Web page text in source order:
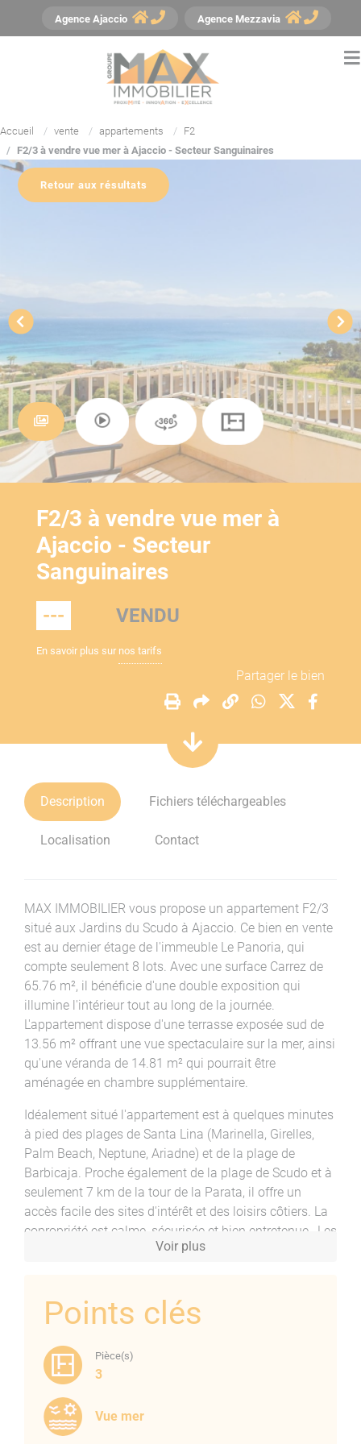
Agence Ajaccio Agence Mezzavia
Accueil vente appartements
F2
F2/3 à vendre vue mer à Ajaccio - Secteur Sanguinaires
YouTube est désactivé. Autoriser
Retour aux résultats
F2/3 à vendre vue mer à
Ajaccio - Secteur
Sanguinaires
--- VENDU
En savoir plus sur nos tarifs
Partager le bien
Description Fichiers téléchargeables
Localisation Contact
MAX IMMOBILIER vous propose un appartement F2/3
situé aux Jardins du Scudo à Ajaccio. Ce bien en vente
est au dernier étage de l'immeuble Le Panoria, qui
compte seulement 8 lots. Avec une surface Carrez de
65.76 m², il bénéficie d'une double exposition qui
illumine l'intérieur tout au long de la journée.
L'appartement dispose d'une terrasse exposée sud de
13.56 m² offrant une vue spectaculaire sur la mer, ainsi
qu'une véranda de 14.81 m² qui pourrait être
aménagée en chambre supplémentaire.
Idéalement situé l'appartement est à quelques minutes
à pied des plages de Santa Lina (Marinella, Girelles,
Palm Beach, Neptune, Ariadne) et de la plage de
Barbicaja. Proche également de la plage de Scudo et à
seulement 7 km de la tour de la Parata, il offre un
accès facile des sites d'intérêt et des loisirs côtiers. La
copropriété est calme, sécurisée et bien entretenue,. Les
parties communes, incluant la façade et les
barrière à l'entrée assurent la sécurité des résidents.
important. Il est actuellement composé d'une grande
pièce de vie de 26 m², d'une cuisine séparée avec une
loggia de 2.73 m², d'une chambre, d'une salle de bains,
et d'un WC séparé. Il existe une possibilité de
reconfiguration en F3. Des travaux de rafraîchissement
Voir plus
Points clés
Pièce(s)
3
Vue mer
Panneau de gestion des cookies